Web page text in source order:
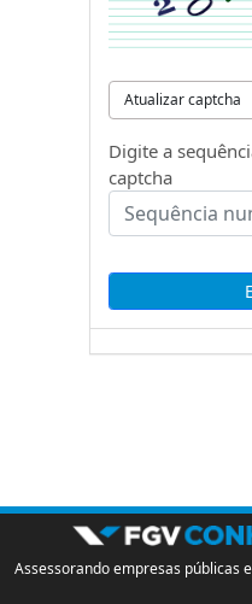
Atualizar captcha
Digite a
captcha
Assessorando empresas públicas